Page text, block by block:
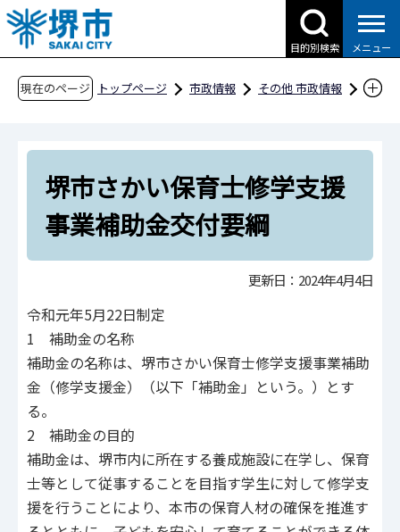
こ
の
ペ
目的別検索 メニュー
現在のページ トップページ 市政情報
その他 市政情報
厚生
堺市さかい保育士修学支援事業補助金交付要綱
堺市さかい保育士修学支援
事業補助金交付要綱
更新日：2024年4月4日
令和元年5月22日制定
1 補助金の名称
補助金の名称は、堺市さかい保育士修学支援事業補助
金（修学支援金）（以下「補助金」という。）とす
る。
2 補助金の目的
補助金は、堺市内に所在する養成施設に在学し、保育
士等として従事することを目指す学生に対して修学支
援を行うことにより、本市の保育人材の確保を推進す